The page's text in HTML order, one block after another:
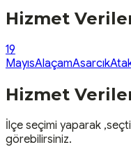
Hizmet
19
MayısAlaçamAsarcık
Hizmet
İlçe seçimi yaparak
görebilirsiniz.